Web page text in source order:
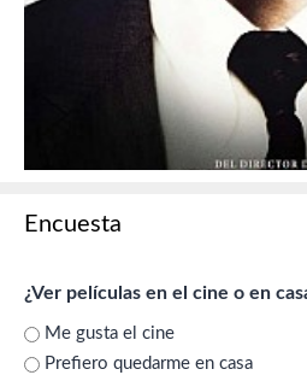
Encuesta
¿Ver películas en el cine o en
Me gusta el cine
Prefiero quedarme en casa